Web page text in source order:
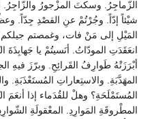
الزّماجِرُ. وسكتَ المزْجورُ والزّاجِرُ.
شيْئاً إدّاً. وجُرْتُمْ عنِ القصْدِ جِدّاً.
المَيْلِ إلى مَنْ فات، وغمصتم جيلكم
انعَقَدَتِ المودّاتُ. أنَسيتُمْ يا جَهابِذَةَ
أبْرَزَتْهُ طَوارِفُ القَرائِحِ. وبرّزَ فيهِ
المهَدَّبَةِ. والاستِعاراتِ المُستَعْذَبَةِ.
المُستَمْلَحَةِ؟ وهلْ للقُدَماء إذا
المطْروقَةِ المَوارِدِ. المعْقولَةِ